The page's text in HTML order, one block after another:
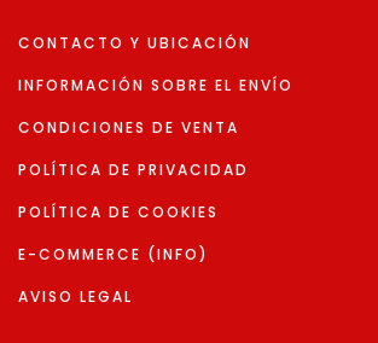
CONTACTO Y UBICACIÓN
INFORMACIÓN SOBRE EL ENVÍO
CONDICIONES DE VENTA
POLÍTICA DE PRIVACIDAD
POLÍTICA DE COOKIES
E-COMMERCE (INFO)
AVISO LEGAL